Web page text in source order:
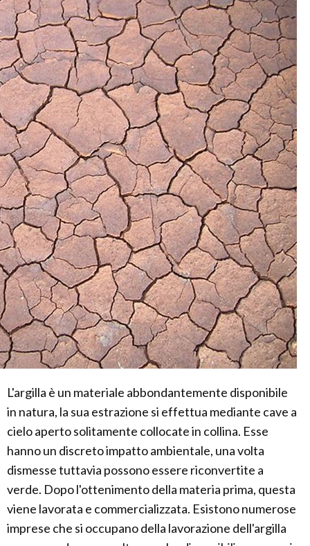
L'argilla è un materiale abbondantemente disponibile
in natura, la sua estrazione si effettua mediante cave a
cielo aperto solitamente collocate in collina. Esse
hanno un discreto impatto ambientale, una volta
dismesse tuttavia possono essere riconvertite a
verde. Dopo l'ottenimento della materia prima, questa
viene lavorata e commercializzata. Esistono numerose
imprese che si occupano della lavorazione dell'argilla